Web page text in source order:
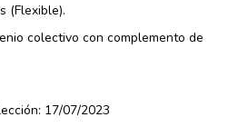
(Flexible).
colectivo con complemento de
17/07/2023